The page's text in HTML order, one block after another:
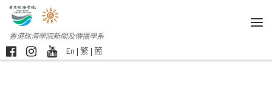
香港珠海學院新聞及傳播學系
En | 繁 | 簡